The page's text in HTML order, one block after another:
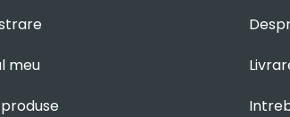
meu